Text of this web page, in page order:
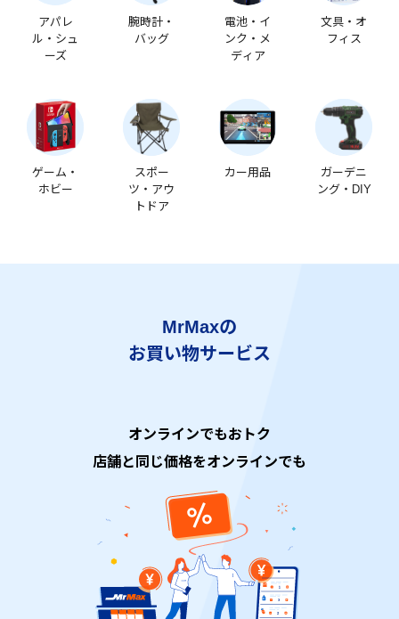
アパレ
ル・シュ
ーズ
腕時計・
バッグ
電池・イ
ンク・メ
ディア
文具・オ
フィス
ゲーム・
ホビー
スポー
ツ・アウ
トドア
カー用品
ガーデニ
ング・DIY
MrMaxの
お買い物サービス
オンラインでもおトク
店舗と同じ価格をオンラインでも